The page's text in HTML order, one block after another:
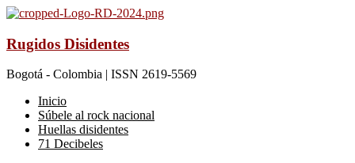
Rugidos Disidentes
Bogotá - Colombia | ISSN 2619-5569
Inicio
Súbele al rock nacional
Huellas disidentes
71 Decibeles